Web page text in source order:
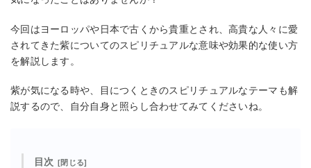
今回はヨーロッパや日本で古くから貴重とされ、高貴な人々に愛
されてきた紫についてのスピリチュアルな意味や効果的な使い方
を解説します。
紫が気になる時や、目につくときのスピリチュアルなテーマも解
説するので、自分自身と照らし合わせてみてくださいね。
目次